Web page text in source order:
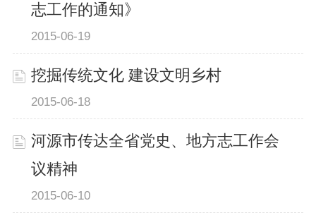
志工作的通知》
2015-06-19
挖掘传统文化 建设文明乡村
2015-06-18
河源市传达全省党史、地方志工作会
议精神
2015-06-10